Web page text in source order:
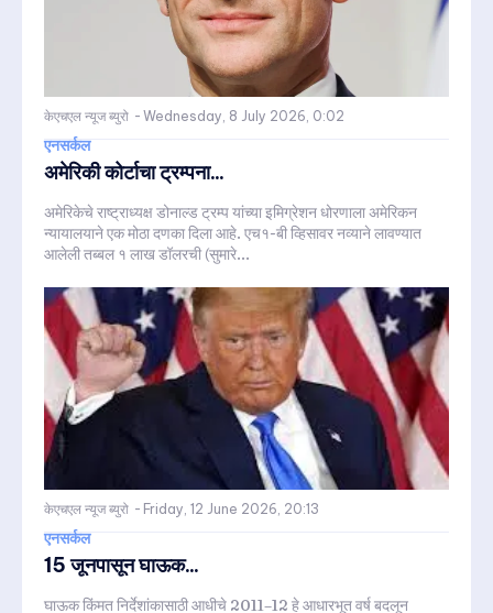
केएचएल न्यूज ब्युरो - Wednesday, 8 July 2026, 0:02
एनसर्कल
अमेरिकी कोर्टाचा ट्रम्पना...
अमेरिकेचे राष्ट्राध्यक्ष डोनाल्ड ट्रम्प यांच्या इमिग्रेशन धोरणाला अमेरिकन
न्यायालयाने एक मोठा दणका दिला आहे. एच१-बी व्हिसावर नव्याने लावण्यात
आलेली तब्बल १ लाख डॉलरची (सुमारे...
केएचएल न्यूज ब्युरो - Friday, 12 June 2026, 20:13
एनसर्कल
15 जूनपासून घाऊक...
घाऊक किंमत निर्देशांकासाठी आधीचे 2011–12 हे आधारभूत वर्ष बदलून